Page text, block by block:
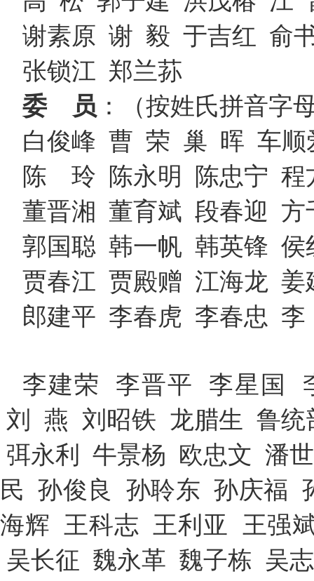
谢素原 谢 毅 于吉红 俞
张锁江 郑兰荪
委
员 ：（按姓氏拼音字
白俊峰 曹 荣 巢 晖 车
陈 玲 陈永明 陈忠宁 程
董晋湘 董育斌 段春迎
郭国聪 韩一帆 韩英锋
贾春江 贾殿赠 江海龙
郎建平 李春虎 李春忠
李建荣 李晋平 李星国
刘 燕 刘昭铁 龙腊生 鲁
弭永利 牛景杨 欧忠文 潘
民 孙俊良 孙聆东 孙庆福
海辉 王科志 王利亚 王强
吴长征 魏永革 魏子栋 吴